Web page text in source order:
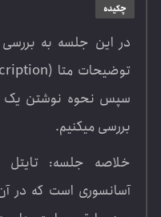
چکیده
سپس نحوه نوشتن یک
بررسی میکنیم.
خلاصه جلسه:
آسانسوری است که در